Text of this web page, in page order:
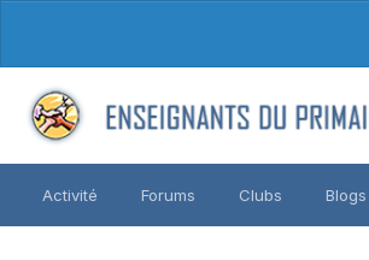
Activité Forums Clubs Blogs